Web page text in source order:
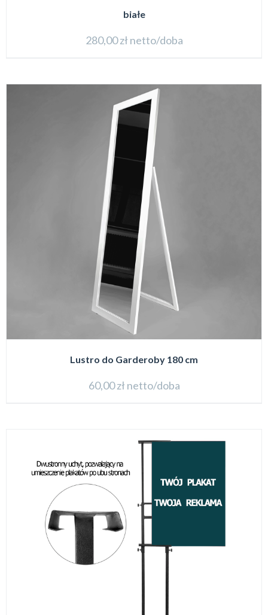
białe
280,00zł netto/doba
Lustro do Garderoby 180 cm
60,00zł netto/doba